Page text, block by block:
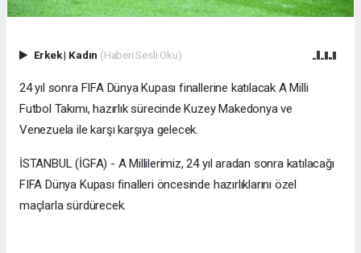
Erkek| Kadın (Haberi Sesli Oku)
24 yıl sonra FIFA Dünya Kupası finallerine katılacak A Milli
Futbol Takımı, hazırlık sürecinde Kuzey Makedonya ve
Venezuela ile karşı karşıya gelecek.
İSTANBUL (İGFA) - A Millilerimiz, 24 yıl aradan sonra katılacağı
FIFA Dünya Kupası finalleri öncesinde hazırlıklarını özel
maçlarla sürdürecek.